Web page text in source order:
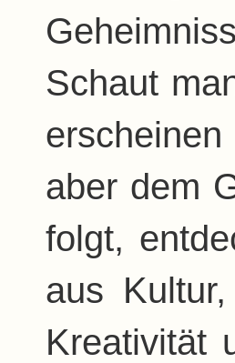
Schaut
aber dem
folgt,
aus
Kreativität